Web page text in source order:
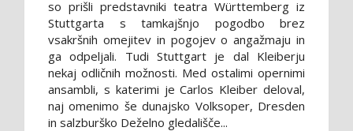
so prišli predstavniki teatra Württemberg iz
Stuttgarta s tamkajšnjo pogodbo brez
vsakršnih omejitev in pogojev o angažmaju in
ga odpeljali. Tudi Stuttgart je dal Kleiberju
nekaj odličnih možnosti. Med ostalimi opernimi
ansambli, s katerimi je Carlos Kleiber deloval,
naj omenimo še dunajsko Volksoper, Dresden
in salzburško Deželno gledališče...